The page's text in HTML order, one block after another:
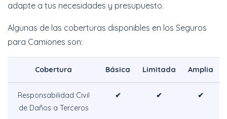
adapte a tus necesidades y presupuesto.
Algunas de las coberturas disponibles en los Seguros
para Camiones son:
Cobertura Básica Limitada Amplia
Responsabilidad Civil
de Daños a Terceros
✔ ✔ ✔